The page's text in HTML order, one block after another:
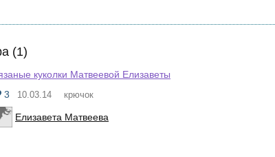
(1)
куколки Матвеевой Елизаветы
3
10.03.14 крючок
Елизавета Матвеева